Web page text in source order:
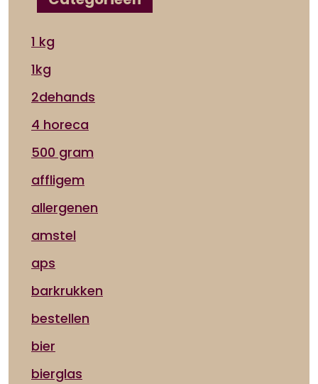
1 kg
1kg
2dehands
4 horeca
500 gram
affligem
allergenen
amstel
aps
barkrukken
bestellen
bier
bierglas